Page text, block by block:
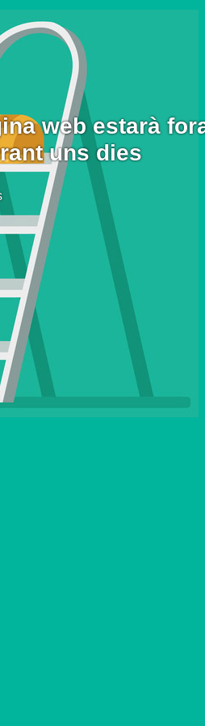
web estarà
uns dies